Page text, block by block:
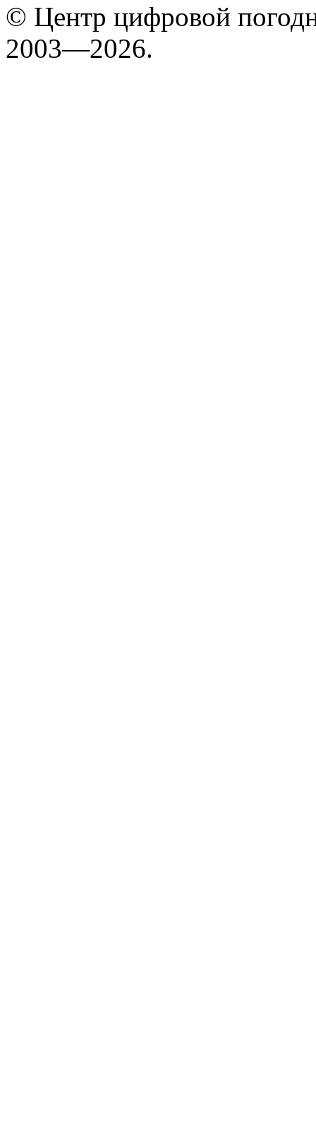
© Центр цифровой
2003—2026.